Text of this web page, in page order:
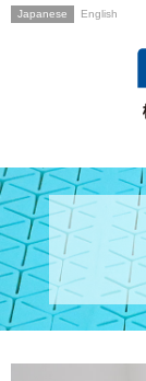
Japanese English